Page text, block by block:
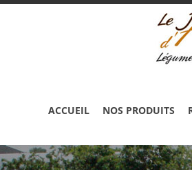
ACCUEIL NOS PRODUITS